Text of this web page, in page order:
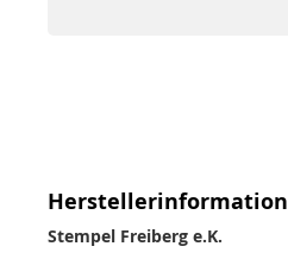
Herstellerinformation
Stempel Freiberg e.K.